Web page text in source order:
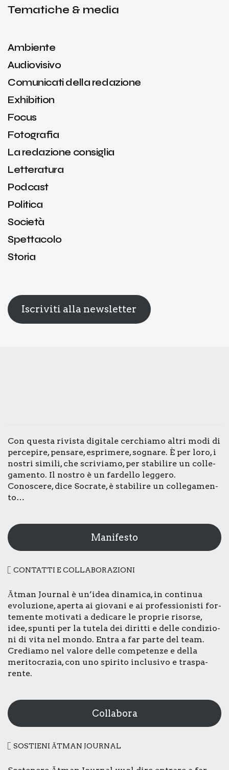
Tematiche & media
Ambiente
Audiovisivo
Comunicati della redazione
Exhibition
Focus
Fotografia
La redazione consiglia
Letteratura
Podcast
Politica
Società
Spettacolo
Storia
Iscriviti alla newsletter
Con que­sta rivi­sta digi­ta­le cer­chia­mo altri modi di
per­ce­pi­re, pen­sa­re, espri­me­re, sogna­re. È per loro, i
nostri simi­li, che scri­via­mo, per sta­bi­li­re un col­le­
ga­men­to. Il nostro è un far­del­lo leg­ge­ro.
Cono­sce­re, dice Socra­te, è sta­bi­li­re un col­le­ga­men­
to…
Manifesto
CON­TAT­TI E COL­LA­BO­RA­ZIO­NI
Ātman Jour­nal è un’idea dina­mi­ca, in con­ti­nua
evo­lu­zio­ne, aper­ta ai gio­va­ni e ai pro­fes­sio­ni­sti for­
te­men­te moti­va­ti a dedi­ca­re le pro­prie risor­se,
idee, spun­ti per la tute­la dei dirit­ti e del­le con­di­zio­
ni di vita nel mon­do. Entra a far par­te del team.
Cre­dia­mo nel valo­re del­le com­pe­ten­ze e del­la
meri­to­cra­zia, con uno spi­ri­to inclu­si­vo e tra­spa­
ren­te.
Collabora
SOSTIE­NI ĀTMAN JOUR­NAL